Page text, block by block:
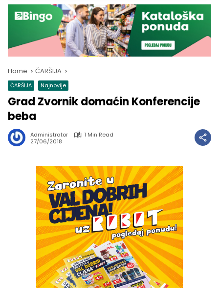
Home ČARŠIJA
ČARŠIJA Najnovije
Grad Zvornik domaćin Konferencije
beba
Administrator
1 Min Read
27/06/2018